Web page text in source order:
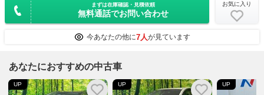
まずは在庫確認・見積依頼
無料通話でお問い合わせ
お気に入り
今あなたの他に7人が見ています
あなたにおすすめの中古車
UP UP UP